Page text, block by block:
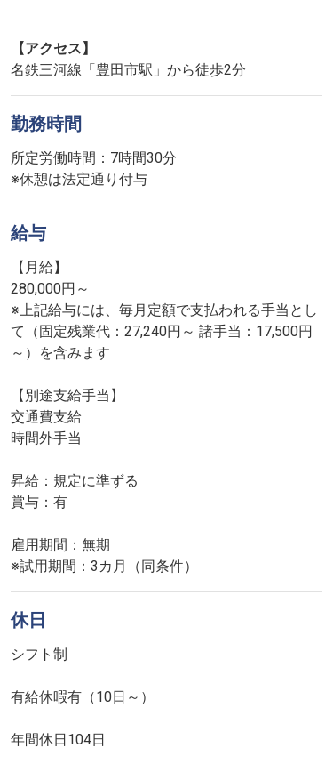
【アクセス】
名鉄三河線「豊田市駅」から徒歩2分
勤務時間
所定労働時間：7時間30分
※休憩は法定通り付与
給与
【月給】
280,000円～
※上記給与には、毎月定額で支払われる手当とし
て（固定残業代：27,240円～ 諸手当：17,500円
～）を含みます
【別途支給手当】
交通費支給
時間外手当
昇給：規定に準ずる
賞与：有
雇用期間：無期
※試用期間：3カ月（同条件）
休日
シフト制
有給休暇有（10日～）
年間休日104日